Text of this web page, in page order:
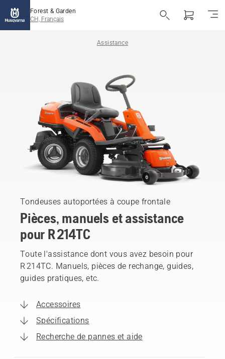
Forest & Garden
CH, Français
Assistance
Tondeuses autoportées à coupe frontale
Pièces, manuels et assistance
pour R 214TC
Toute l'assistance dont vous avez besoin pour
R 214TC. Manuels, pièces de rechange, guides,
guides pratiques, etc.
Accessoires
Spécifications
Recherche de pannes et aide